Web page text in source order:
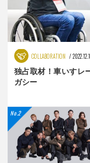
COLLABORATION
独占取材！車いすレ
ガシー